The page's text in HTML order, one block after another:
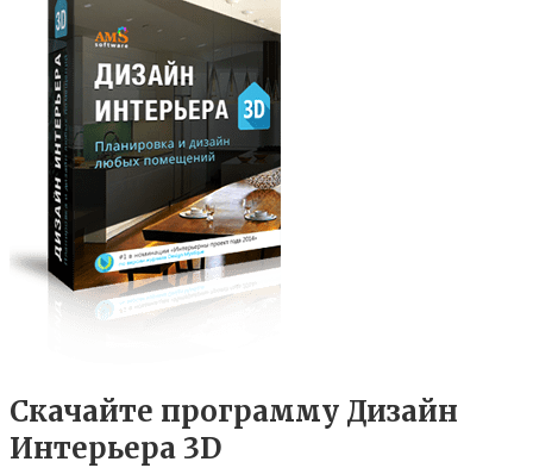
Скачайте программу Дизайн
Интерьера 3D